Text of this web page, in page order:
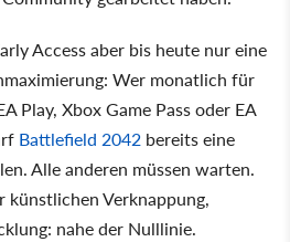
Access aber bis heute nur eine
Wer monatlich für
Play, Xbox Game Pass oder EA
Battlefeld 2042 bereits eine
Alle anderen müssen warten.
künstlichen Verknappung,
nahe der Nulllinie.